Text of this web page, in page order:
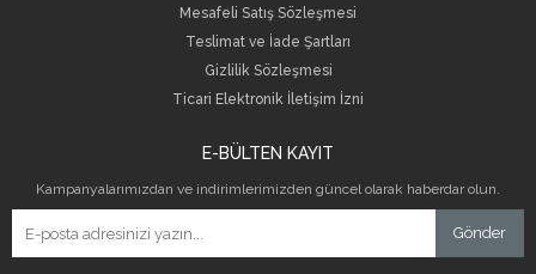
Mesafeli Satış Sözleşmesi
Teslimat ve İade Şartları
Gizlilik Sözleşmesi
Ticari Elektronik İletişim İzni
E-BÜLTEN KAYIT
Kampanyalarımızdan ve indirimlerimizden güncel olarak haberdar olun.
Gönder